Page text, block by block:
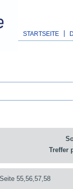
STARTSEITE
Treffer
55,56,57,58